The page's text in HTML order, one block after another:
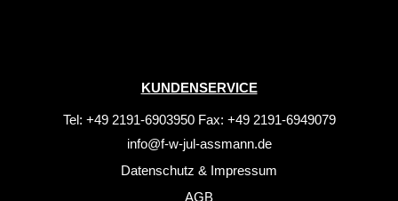
KUNDENSERVICE
Tel: +49 2191-6903950 Fax: +49 2191-6949079
info@f-w-jul-assmann.de
Datenschutz & Impressum
AGB